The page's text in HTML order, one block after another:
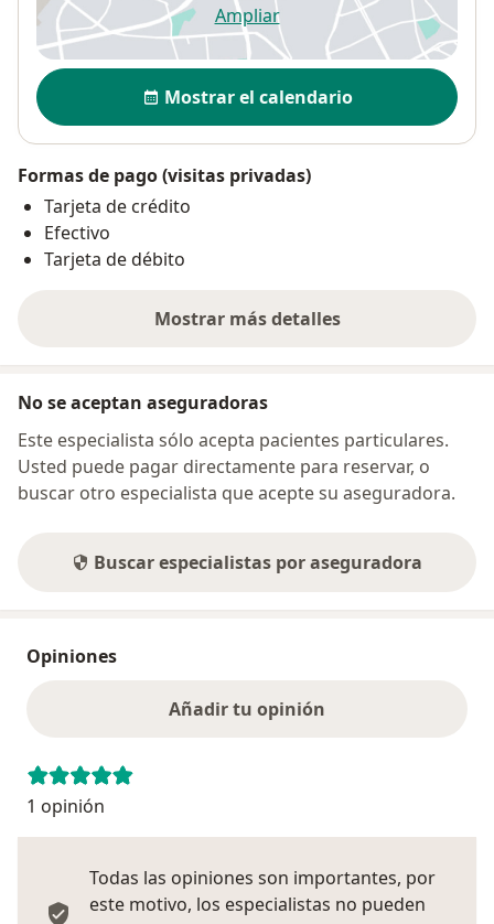
Ampliarse abre en una nueva
Disponibilidad
Mostrar el calendario
Formas de pago (visitas privadas)
Tarjeta de crédito
Efectivo
Tarjeta de débito
Mostrar más detalles
sobre la dirección
No se aceptan aseguradoras
Este especialista sólo acepta pacientes particulares.
Usted puede pagar directamente para reservar, o
buscar otro especialista que acepte su aseguradora.
Buscar especialistas por aseguradora
Opiniones
Añadir tu opinión
1 opinión
Todas las opiniones son importantes, por
este motivo, los especialistas no pueden